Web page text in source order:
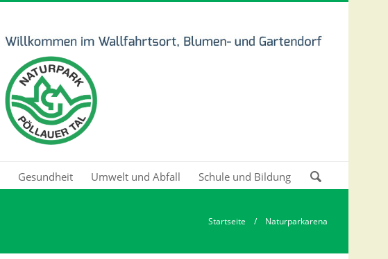
Gesundheit Umwelt und Abfall Schule und Bildung
Zu suchende
Startseite / Naturparkarena